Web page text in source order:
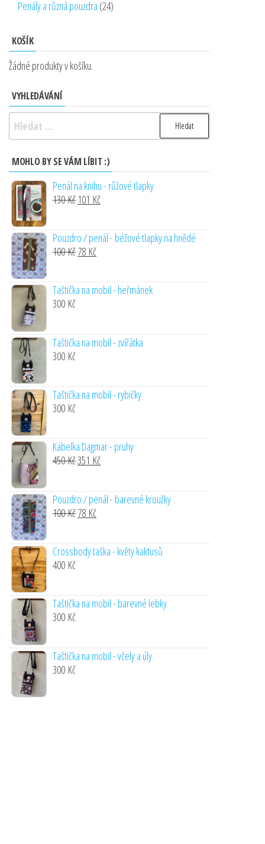
Penály a různá pouzdra 2424
KOŠÍK
Žádné produkty v košíku.
VYHLEDÁVÁNÍ
Vyhledávání
MOHLO BY SE VÁM LÍBIT :)
Penál na knihu - růžové tlapky
130Kč Original
was:
130 Kč.
101 KčCurrent
is:
Pouzdro / penál - béžové tlapky na hnědé
100KčOriginal
78 KčCurrent
Taštička na mobil - heřmánek
300 Kč
Taštička na mobil - zvířátka
300 Kč
Taštička na mobil - rybičky
300 Kč
Kabelka Dagmar - pruhy
450KčOriginal
was:
450 Kč.
351 KčCurrent
is:
Pouzdro / penál - barevné kroužky
100KčOriginal
was:
100 Kč.
78 KčCurrent
is:
Crossbody taška - květy kaktusů
400 Kč
Taštička na mobil - barevné lebky
300 Kč
Taštička na mobil - včely a úly
300 Kč